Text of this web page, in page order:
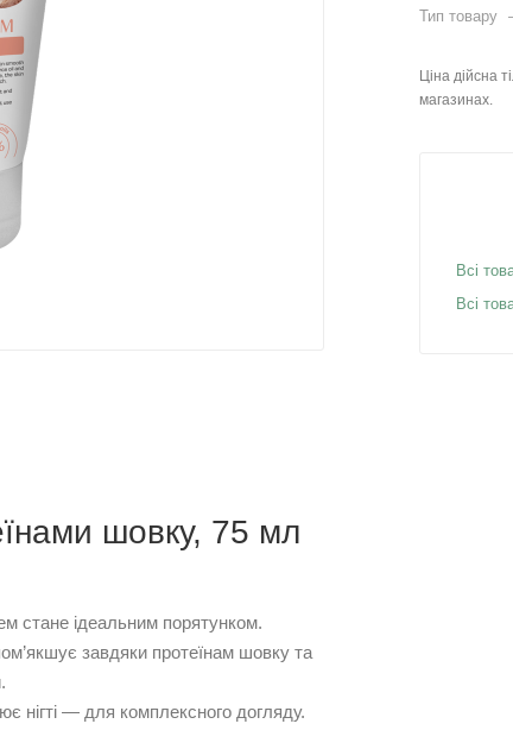
шовку, 75 мл
стане ідеальним порятунком.
завдяки протеїнам шовку та
нігті — для комплексного догляду.
Тип товару
Ціна дійсна
магазинах.
Всі
Всі